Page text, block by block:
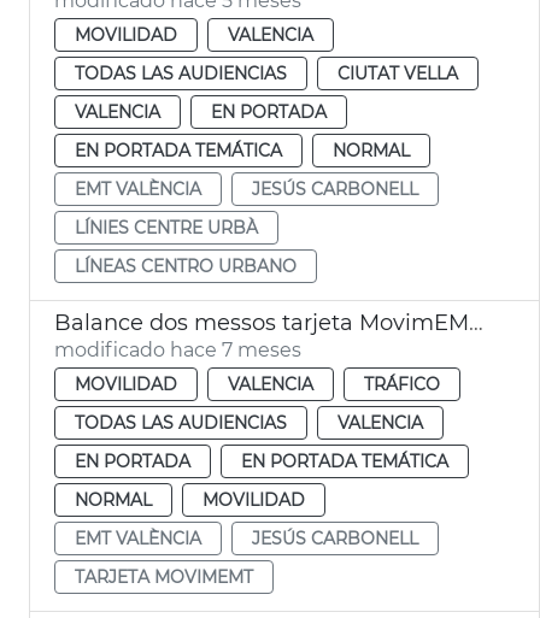
MOVILIDAD
VALENCIA
TODAS LAS AUDIENCIAS
CIUTAT VELLA
VALENCIA
EN PORTADA
EN PORTADA TEMÁTICA
NORMAL
EMT VALÈNCIA
JESÚS CARBONELL
LÍNIES CENTRE URBÀ
LÍNEAS CENTRO URBANO
Balance dos messos tarjeta MovimEMT València
modificado hace 7 meses
MOVILIDAD VALENCIA
TRÁFICO
TODAS LAS AUDIENCIAS
VALENCIA
EN PORTADA
EN PORTADA TEMÁTICA
NORMAL
MOVILIDAD
EMT VALÈNCIA
JESÚS CARBONELL
TARJETA MOVIMEMT